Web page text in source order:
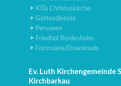
KiTa Christuskirche
Gottesdienste
Personen
Friedhof Bordesholm
Formulare/Downloads
Ev. Luth Kirchengemeinde
Kirchbarkau